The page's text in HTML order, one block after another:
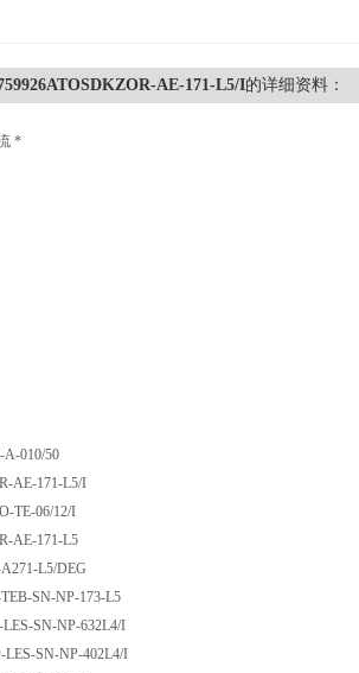
AE-171-L5/I的详细资料：
*
010/50
AE-171-L5/I
TE-06/12/I
AE-171-L5
L5/DEG
SN-NP-173-L5
SN-NP-632L4/I
SN-NP-402L4/I